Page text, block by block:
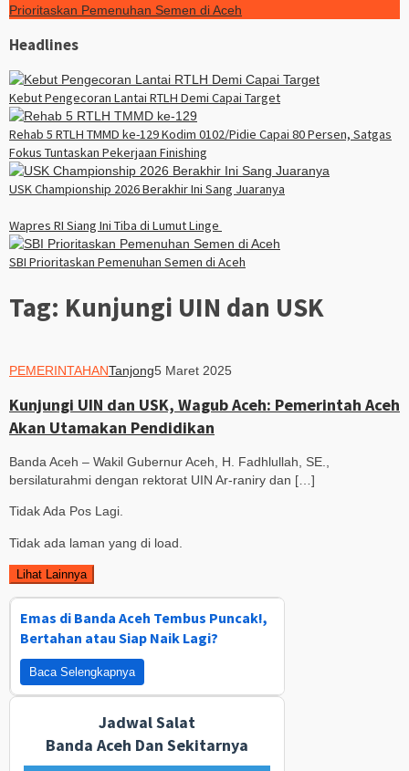
Prioritaskan Pemenuhan Semen di Aceh
Headlines
Kebut Pengecoran Lantai RTLH Demi Capai Target
Rehab 5 RTLH TMMD ke-129 Kodim 0102/Pidie Capai 80 Persen, Satgas
Fokus Tuntaskan Pekerjaan Finishing
USK Championship 2026 Berakhir Ini Sang Juaranya
Wapres RI Siang Ini Tiba di Lumut Linge
SBI Prioritaskan Pemenuhan Semen di Aceh
Tag: Kunjungi UIN dan USK
PEMERINTAHANTanjong5 Maret 2025
Kunjungi UIN dan USK, Wagub Aceh: Pemerintah Aceh
Akan Utamakan Pendidikan
Banda Aceh – Wakil Gubernur Aceh, H. Fadhlullah, SE.,
bersilaturahmi dengan rektorat UIN Ar-raniry dan […]
Tidak Ada Pos Lagi.
Tidak ada laman yang di load.
Lihat Lainnya
Emas di Banda Aceh Tembus Puncak!,
Bertahan atau Siap Naik Lagi?
Baca Selengkapnya
Jadwal Salat
Banda Aceh Dan Sekitarnya